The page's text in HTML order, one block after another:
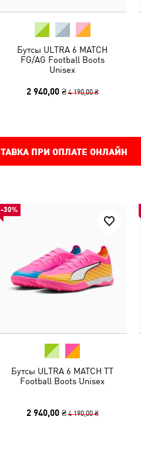
Бутсы ULTRA 6 MATCH
FG/AG Football Boots
Unisex
2 940,00 ₴ 4 190,00 ₴
ПРИ ОПЛАТЕ ОНЛАЙН
-30%
Бутсы ULTRA 6 MATCH TT
Football Boots Unisex
2 940,00 ₴ 4 190,00 ₴